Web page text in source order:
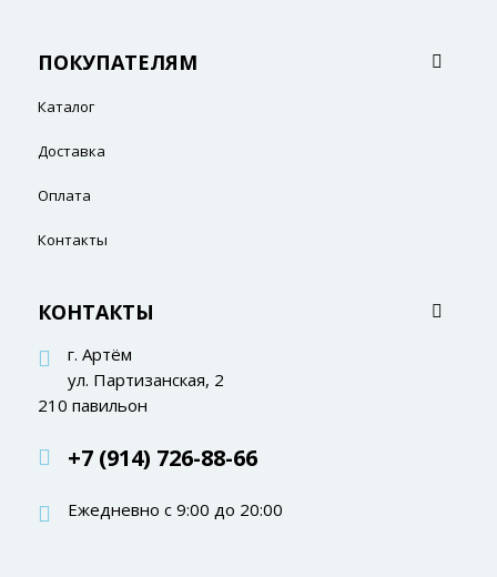
ПОКУПАТЕЛЯМ
Каталог
Доставка
Оплата
Контакты
КОНТАКТЫ
г. Артём
ул. Партизанская, 2
210 павильон
+7 (914) 726-88-66
Ежедневно с 9:00 до 20:00